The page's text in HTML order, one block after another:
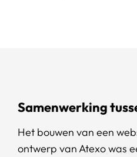
Samenwerking
Het bouwen van een
ontwerp van Atexo was